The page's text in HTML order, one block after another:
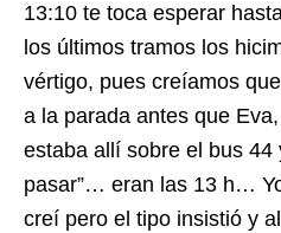
13:10 te toca esperar
los últimos tramos los
vértigo, pues creíamos
a la parada antes que
estaba allí sobre el bus 44
pasar”… eran las 13 h…
creí pero el tipo insistió y